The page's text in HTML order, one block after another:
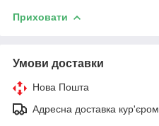
Приховати
Умови доставки
Нова Пошта
Адресна доставка кур'єром